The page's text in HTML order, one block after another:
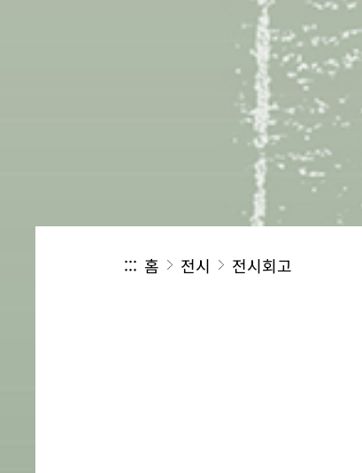
::: 홈 전시 전시회고